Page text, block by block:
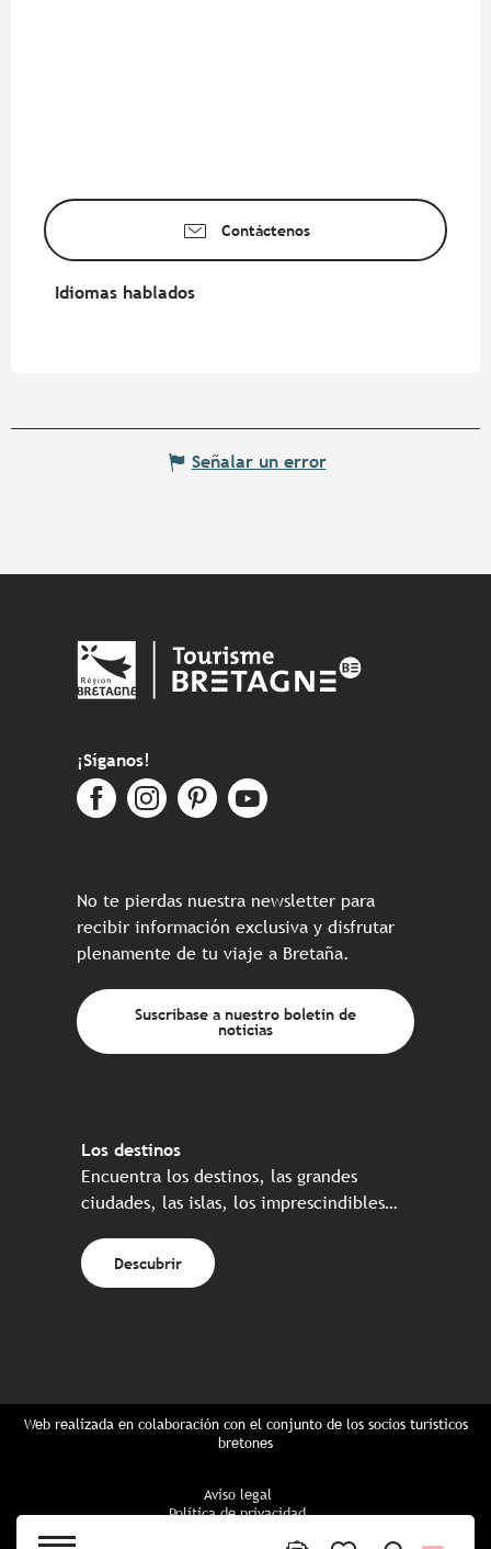
Contáctenos
Idiomas hablados
Idiomas hablados
Señalar un error
¡Síganos!
No te pierdas nuestra newsletter para
recibir información exclusiva y disfrutar
plenamente de tu viaje a Bretaña.
Suscríbase a nuestro boletín de
noticias
Los destinos
Encuentra los destinos, las grandes
ciudades, las islas, los imprescindibles…
Descubrir
Web realizada en colaboración con el conjunto de los socios turísticos
bretones
Aviso legal
Política de privacidad